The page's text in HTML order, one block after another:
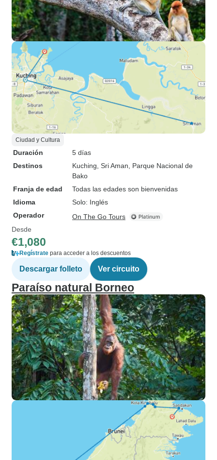
Ciudad y Cultura
Duración
5 días
Destinos
Kuching , Sri Aman , Parque Nacional de
Bako
Franja de edad
Todas las edades son bienvenidas
Idioma
Solo: Inglés
Operador
On The Go Tours
Desde
€1,080
Regístrate para acceder a los descuentos
Descargar folleto Ver circuito
Paraíso natural Borneo